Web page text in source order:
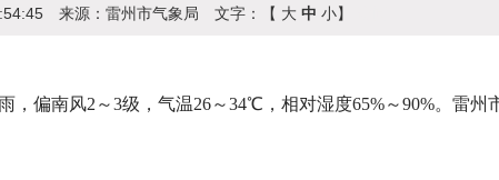
来源： 雷州市气象局 文字：【 大 中 小】
，偏南风2～3级，气温26～34℃，相对湿度65%～90%。雷州